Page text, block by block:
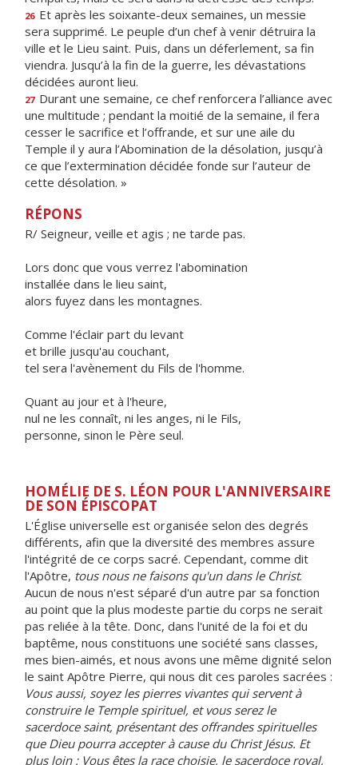
26 Et après les soixante-deux semaines, un messie
sera supprimé. Le peuple d’un chef à venir détruira la
ville et le Lieu saint. Puis, dans un déferlement, sa fin
viendra. Jusqu’à la fin de la guerre, les dévastations
décidées auront lieu.
27 Durant une semaine, ce chef renforcera l’alliance avec
une multitude ; pendant la moitié de la semaine, il fera
cesser le sacrifice et l’offrande, et sur une aile du
Temple il y aura l’Abomination de la désolation, jusqu’à
ce que l’extermination décidée fonde sur l’auteur de
cette désolation. »
RÉPONS
R/ Seigneur, veille et agis ; ne tarde pas.
Lors donc que vous verrez l'abomination
installée dans le lieu saint,
alors fuyez dans les montagnes.
Comme l'éclair part du levant
et brille jusqu'au couchant,
tel sera l'avènement du Fils de l'homme.
Quant au jour et à l'heure,
nul ne les connaît, ni les anges, ni le Fils,
personne, sinon le Père seul.
HOMÉLIE DE S. LÉON POUR L'ANNIVERSAIRE
DE SON ÉPISCOPAT
L'Église universelle est organisée selon des degrés
différents, afin que la diversité des membres assure
l'intégrité de ce corps sacré. Cependant, comme dit
l'Apôtre, tous nous ne faisons qu'un dans le Christ.
Aucun de nous n'est séparé d'un autre par sa fonction
au point que la plus modeste partie du corps ne serait
pas reliée à la tête. Donc, dans l'unité de la foi et du
baptême, nous constituons une société sans classes,
mes bien-aimés, et nous avons une même dignité selon
le saint Apôtre Pierre, qui nous dit ces paroles sacrées :
Vous aussi, soyez les pierres vivantes qui servent à
construire le Temple spirituel, et vous serez le
sacerdoce saint, présentant des offrandes spirituelles
que Dieu pourra accepter à cause du Christ Jésus. Et
plus loin : Vous êtes la race choisie, le sacerdoce royal,